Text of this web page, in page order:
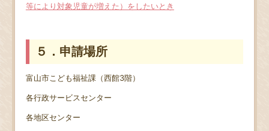
等により対象児童が増えた）をしたいとき
５．申請場所
富山市こども福祉課（西館3階）
各行政サービスセンター
各地区センター